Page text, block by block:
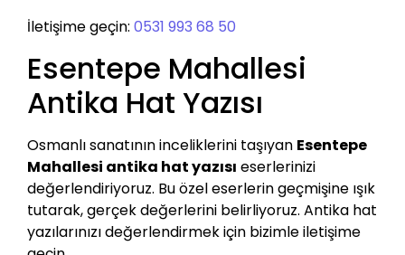
İletişime geçin: 0531 993 68 50
Esentepe Mahallesi
Antika Hat Yazısı
Osmanlı sanatının inceliklerini taşıyan Esentepe
Mahallesi antika hat yazısı eserlerinizi
değerlendiriyoruz. Bu özel eserlerin geçmişine ışık
tutarak, gerçek değerlerini belirliyoruz. Antika hat
yazılarınızı değerlendirmek için bizimle iletişime